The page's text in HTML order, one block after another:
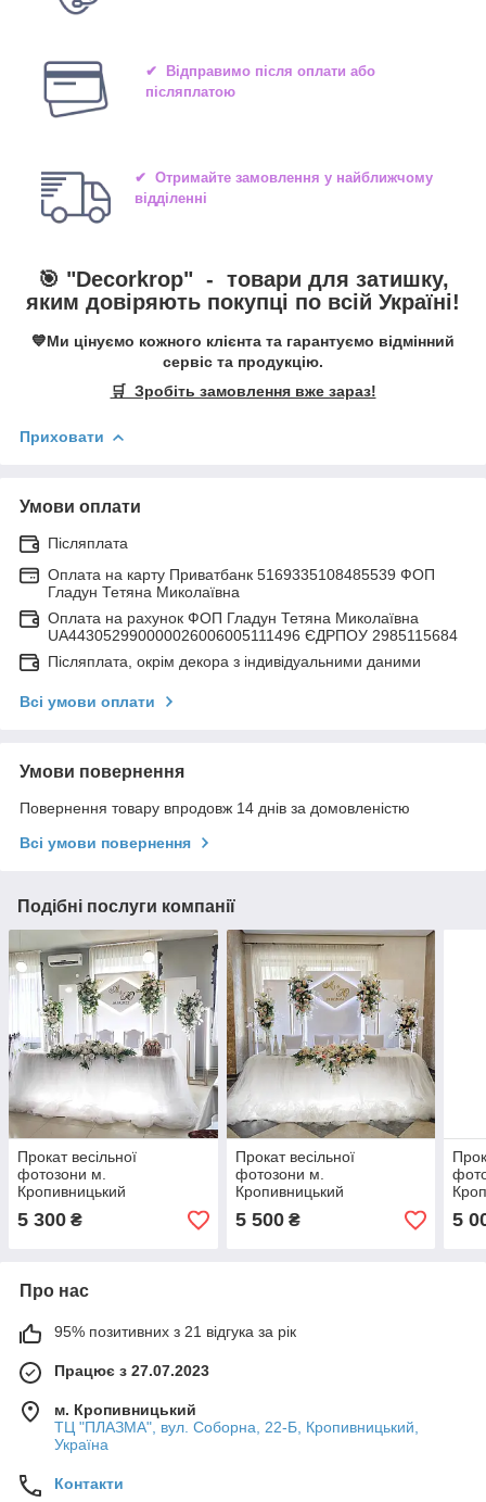
✔ Відправимо після оплати або
післяплатою
✔ Отримайте замовлення у найближчому
відділенні
🎯 "Decorkrop" - товари для затишку,
яким довіряють покупці по всій Україні!
💙Ми цінуємо кожного клієнта та гарантуємо відмінний
сервіс та продукцію.
🛒 Зробіть замовлення вже зараз!
Приховати
Умови оплати
Післяплата
Оплата на карту Приватбанк 5169335108485539 ФОП
Гладун Тетяна Миколаївна
Оплата на рахунок ФОП Гладун Тетяна Миколаївна
UA443052990000026006005111496 ЄДРПОУ 2985115684
Післяплата, окрім декора з індивідуальними даними
Всі умови оплати
Умови повернення
Повернення товару впродовж 14 днів за домовленістю
Всі умови повернення
Подібні послуги компанії
Прокат весільної
фотозони м.
Кропивницький
5 300 ₴
Прокат весільної
фотозони м.
Кропивницький
5 500₴ 5
Про нас
95% позитивних з 21 відгука за рік
Працює з 27.07.2023
м. Кропивницький
ТЦ "ПЛАЗМА", вул. Соборна, 22-Б, Кропивницький,
Україна
Контакти